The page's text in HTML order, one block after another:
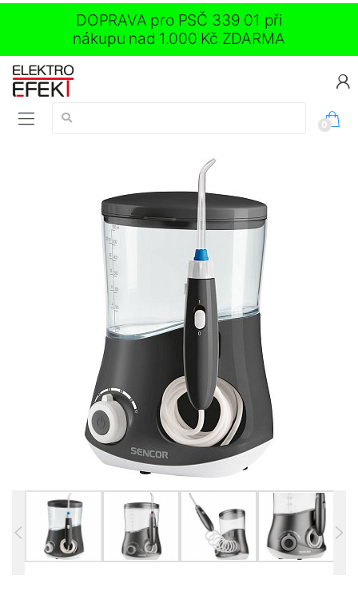
DOPRAVA pro PSČ 339 01 při
nákupu nad 1.000 Kč ZDARMA
Vyhledávání:
0